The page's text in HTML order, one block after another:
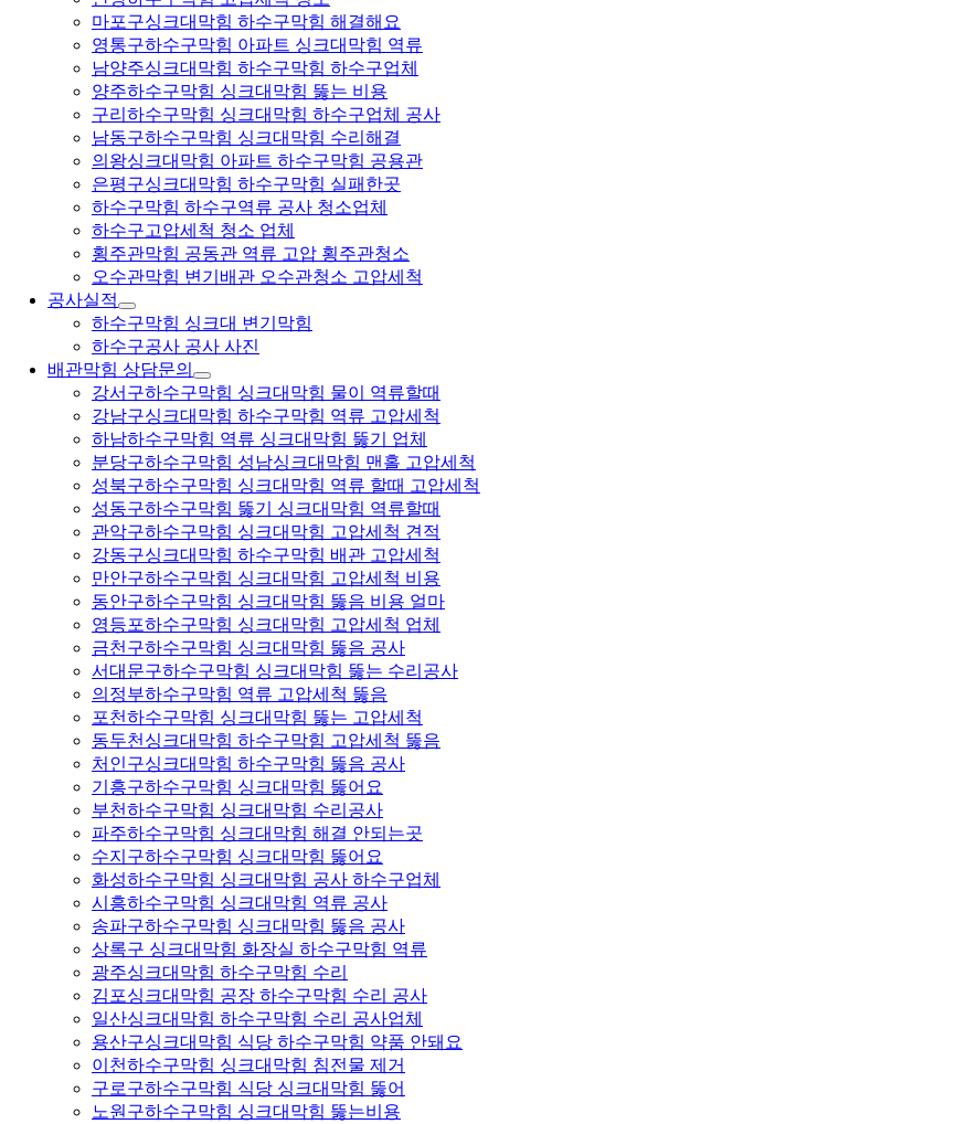
마포구싱크대막힘 하수구막힘 해결해요
영통구하수구막힘 아파트 싱크대막힘 역류
남양주싱크대막힘 하수구막힘 하수구업체
양주하수구막힘 싱크대막힘 뚫는 비용
구리하수구막힘 싱크대막힘 하수구업체 공사
남동구하수구막힘 싱크대막힘 수리해결
의왕싱크대막힘 아파트 하수구막힘 공용관
은평구싱크대막힘 하수구막힘 실패한곳
하수구막힘 하수구역류 공사 청소업체
하수구고압세척 청소 업체
횡주관막힘 공동관 역류 고압 횡주관청소
오수관막힘 변기배관 오수관청소 고압세척
공사실적
하수구막힘 싱크대 변기막힘
하수구공사 공사 사진
배관막힘 상담문의
강서구하수구막힘 싱크대막힘 물이 역류할때
강남구싱크대막힘 하수구막힘 역류 고압세척
하남하수구막힘 역류 싱크대막힘 뚫기 업체
분당구하수구막힘 성남싱크대막힘 맨홀 고압세척
성북구하수구막힘 싱크대막힘 역류 할때 고압세척
성동구하수구막힘 뚫기 싱크대막힘 역류할때
관악구하수구막힘 싱크대막힘 고압세척 견적
강동구싱크대막힘 하수구막힘 배관 고압세척
만안구하수구막힘 싱크대막힘 고압세척 비용
동안구하수구막힘 싱크대막힘 뚫음 비용 얼마
영등포하수구막힘 싱크대막힘 고압세척 업체
금천구하수구막힘 싱크대막힘 뚫음 공사
서대문구하수구막힘 싱크대막힘 뚫는 수리공사
의정부하수구막힘 역류 고압세척 뚫음
포천하수구막힘 싱크대막힘 뚫는 고압세척
동두천싱크대막힘 하수구막힘 고압세척 뚫음
처인구싱크대막힘 하수구막힘 뚫음 공사
기흥구하수구막힘 싱크대막힘 뚫어요
부천하수구막힘 싱크대막힘 수리공사
파주하수구막힘 싱크대막힘 해결 안되는곳
수지구하수구막힘 싱크대막힘 뚫어요
화성하수구막힘 싱크대막힘 공사 하수구업체
시흥하수구막힘 싱크대막힘 역류 공사
송파구하수구막힘 싱크대막힘 뚫음 공사
상록구 싱크대막힘 화장실 하수구막힘 역류
광주싱크대막힘 하수구막힘 수리
김포싱크대막힘 공장 하수구막힘 수리 공사
일산싱크대막힘 하수구막힘 수리 공사업체
용산구싱크대막힘 식당 하수구막힘 약품 안돼요
이천하수구막힘 싱크대막힘 침전물 제거
구로구하수구막힘 식당 싱크대막힘 뚫어
노원구하수구막힘 싱크대막힘 뚫는비용